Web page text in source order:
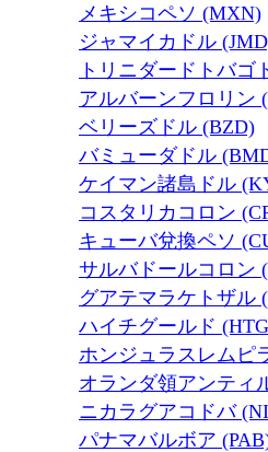
メキシコペソ (MXN)
ジャマイカドル
トリニダードトバゴ
アルバーンフロリン
ベリーズドル (BZD)
バミューダドル
ケイマン諸島ドル
コスタリカコロン
キューバ兌換ペソ
サルバドールコロン
グアテマラケトザル
ハイチグールド
ホンジュラスレムピ
オランダ領アンティ
ニカラグアコドバ
パナマバルボア